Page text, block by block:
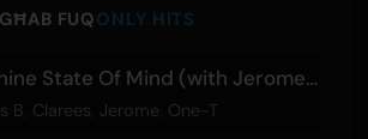
FUQONLY HITS
Sunshine State Of Mind (with Jerome) (feat. Clarees)
B Clarees Jerome One-T